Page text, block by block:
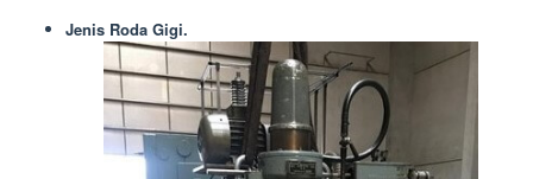
Jenis Roda Gigi.